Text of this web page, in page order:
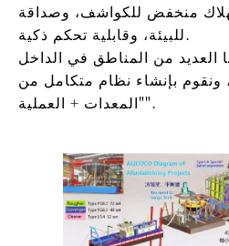
منخفض للكواشف، وصداقة
للبيئة، وقابلية تحكم ذكية.
العديد من المناطق في الداخل
ونقوم بإنشاء نظام متكامل من
"المعدات + العملية".